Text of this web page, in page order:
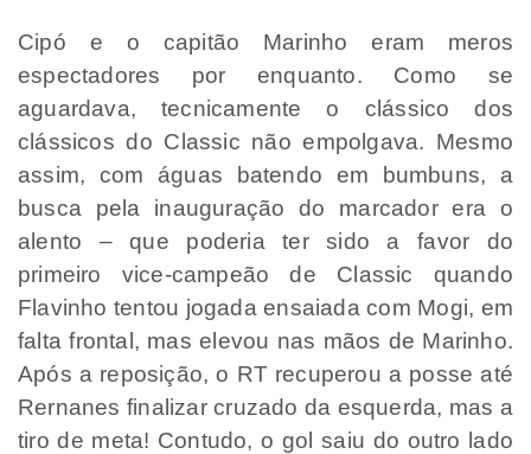
Cipó e o capitão Marinho eram meros
espectadores por enquanto. Como se
aguardava, tecnicamente o clássico dos
clássicos do Classic não empolgava. Mesmo
assim, com águas batendo em bumbuns, a
busca pela inauguração do marcador era o
alento – que poderia ter sido a favor do
primeiro vice-campeão de Classic quando
Flavinho tentou jogada ensaiada com Mogi, em
falta frontal, mas elevou nas mãos de Marinho.
Após a reposição, o RT recuperou a posse até
Rernanes finalizar cruzado da esquerda, mas a
tiro de meta! Contudo, o gol saiu do outro lado